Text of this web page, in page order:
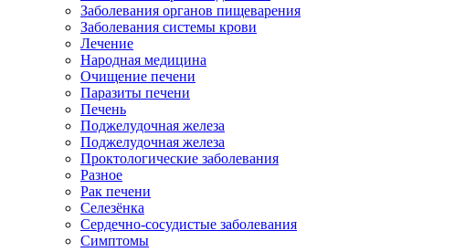
Заболевания органов пищеварения
Заболевания системы крови
Лечение
Народная медицина
Очищение печени
Паразиты печени
Печень
Поджелудочная железа
Поджелудочная железа
Проктологические заболевания
Разное
Рак печени
Селезёнка
Сердечно-сосудистые заболевания
Симптомы